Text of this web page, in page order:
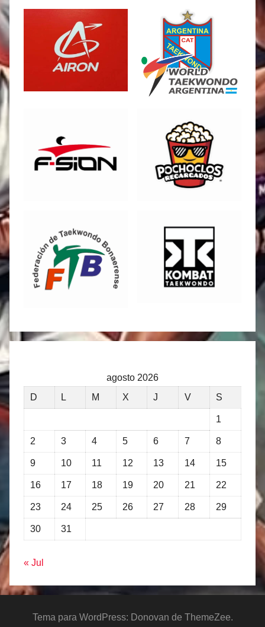
agosto 2026
D
L M X J V S
1
2 3 4 5 6 7 8
9 10 11 12 13 14 15
16 17 18 19 20 21 22
23 24 25 26 27 28 29
30 31
« Jul
Tema para WordPress: Donovan de ThemeZee.